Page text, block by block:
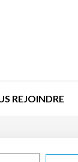
REJOINDRE